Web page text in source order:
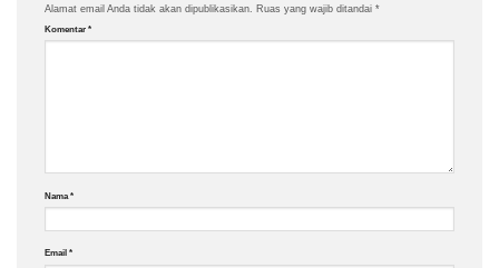
Alamat email Anda tidak akan dipublikasikan. Ruas yang wajib ditandai *
Komentar *
Nama *
Email *